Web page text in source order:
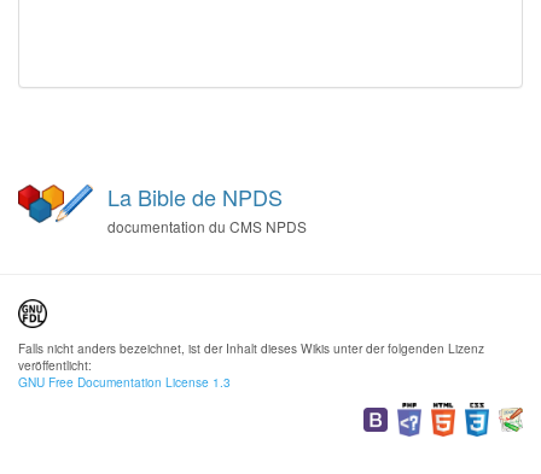
La Bible de NPDS
documentation du CMS NPDS
Falls nicht anders bezeichnet, ist der Inhalt dieses Wikis unter der folgenden Lizenz
veröffentlicht:
GNU Free Documentation License 1.3